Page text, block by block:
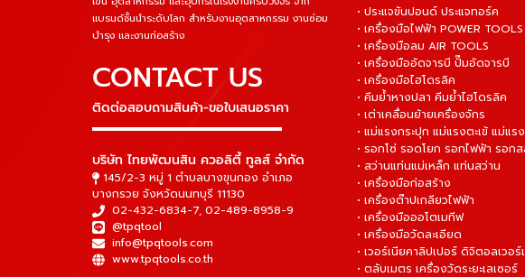
แบรนด์ชั้นนำระดับโลก สำหรับงานอุตสาหกรรม งานซ่อม
บำรุง และงานก่อสร้าง
CONTACT US
ติดต่อสอบถามสินค้า-ขอใบเสนอราคา
▬▬▬▬▬▬▬▬▬▬▬▬▬▬▬
บริษัท ไทยพัฒนสิน ควอลิตี้ ทูลส์ จำกัด
145/2-3 หมู่ 1 ตำบลบางขุนกอง อำเภอ
บางกรวย จังหวัดนนทบุรี 11130
02-432-6834-7, 02-489-8958-9
@tpqtool
info@tpqtools.com
www.tpqtools.co.th
• ประแจขันปอนด์ ประแจทอร์ค
• เครื่องมือไฟฟ้า POWER TOOLS
• เครื่องมือลม AIR TOOLS
• เครื่องมืออัดจารบี ปั๊มอัดจารบี
• เครื่องมือไฮโดรลิค
• คีมย้ำหางปลา คีมย้ำไฮโดรลิค
• เต่าเคลื่อนย้ายเครื่องจักร
• แม่แรงกระปุก แม่แรงตะเข้ แม่แร
• รอกโซ่ รอดโยก รอกไฟฟ้า รอก
• สว่านแท่นแม่เหล็ก แท่นสว่าน
• เครื่องมือก่อสร้าง
• เครื่องต๊าปเกลียวไฟฟ้า
• เครื่องมือออโตเมทีฟ
• เครื่องมือวัดละเอียด
• เวอร์เนียคาลิปเปอร์ ดิจิตอลเวอร์
• ตลับเมตร เครื่องวัดระยะเลเซอร์